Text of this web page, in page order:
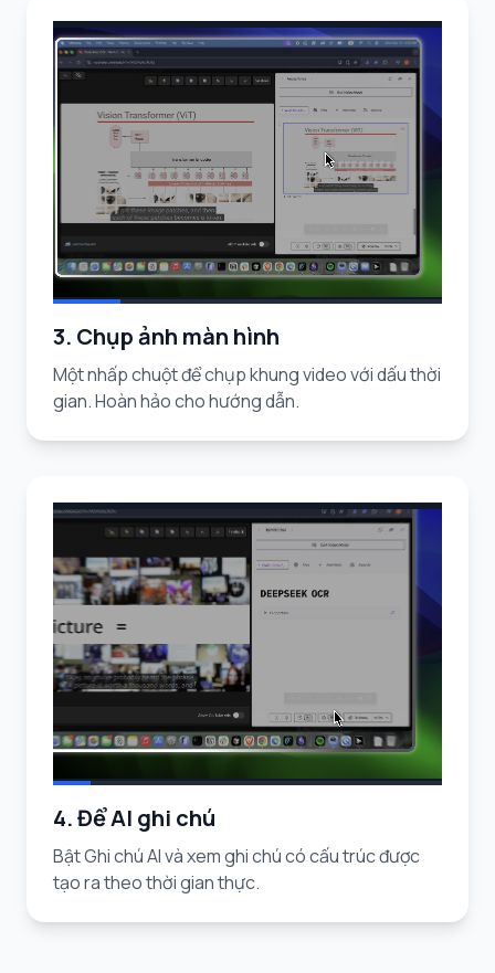
3. Chụp ảnh màn hình
Một nhấp chuột để chụp khung video với dấu thời
gian. Hoàn hảo cho hướng dẫn.
4. Để AI ghi chú
Bật Ghi chú AI và xem ghi chú có cấu trúc được
tạo ra theo thời gian thực.